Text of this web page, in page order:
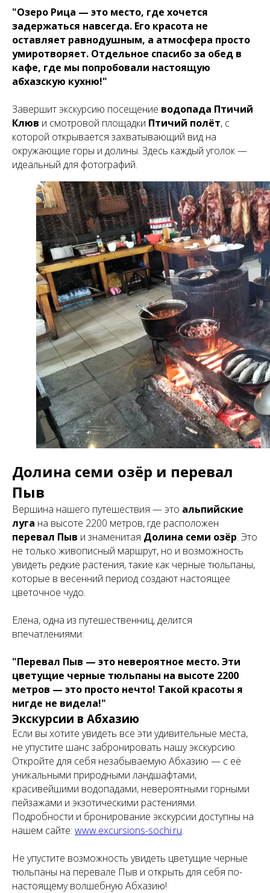
"Озеро Рица — это место, где хочется
задержаться навсегда. Его красота не
оставляет равнодушным, а атмосфера просто
умиротворяет. Отдельное спасибо за обед в
кафе, где мы попробовали настоящую
абхазскую кухню!"
Завершит экскурсию посещение водопада Птичий
Клюв и смотровой площадки Птичий полёт, с
которой открывается захватывающий вид на
окружающие горы и долины. Здесь каждый уголок —
идеальный для фотографий.
Долина семи озёр и перевал
Пыв
Вершина нашего путешествия — это альпийские
луга на высоте 2200 метров, где расположен
перевал Пыв и знаменитая Долина семи озёр. Это
не только живописный маршрут, но и возможность
увидеть редкие растения, такие как черные тюльпаны,
которые в весенний период создают настоящее
цветочное чудо.
Елена, одна из путешественниц, делится
впечатлениями:
"Перевал Пыв — это невероятное место. Эти
цветущие черные тюльпаны на высоте 2200
метров — это просто нечто! Такой красоты я
нигде не видела!"
Экскурсии в Абхазию
Если вы хотите увидеть все эти удивительные места,
не упустите шанс забронировать нашу экскурсию.
Откройте для себя незабываемую Абхазию — с её
уникальными природными ландшафтами,
красивейшими водопадами, невероятными горными
пейзажами и экзотическими растениями.
Подробности и бронирование экскурсии доступны на
нашем сайте: www.excursions-sochi.ru.
Не упустите возможность увидеть цветущие черные
тюльпаны на перевале Пыв и открыть для себя по-
настоящему волшебную Абхазию!